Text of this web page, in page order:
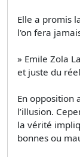
Elle a promis
l'on fera
» Emile Zola
et juste du
En opposition
l’illusion.
la vérité
bonnes ou